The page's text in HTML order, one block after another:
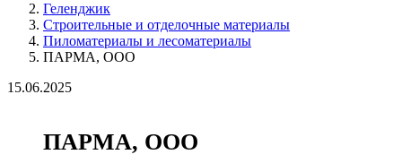
Геленджик
Строительные и отделочные материалы
Пиломатериалы и лесоматериалы
ПАРМА, ООО
15.06.2025
ПАРМА, ООО